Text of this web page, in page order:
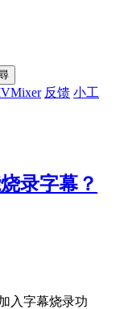
反馈 小工
录字幕？
入字幕烧录功